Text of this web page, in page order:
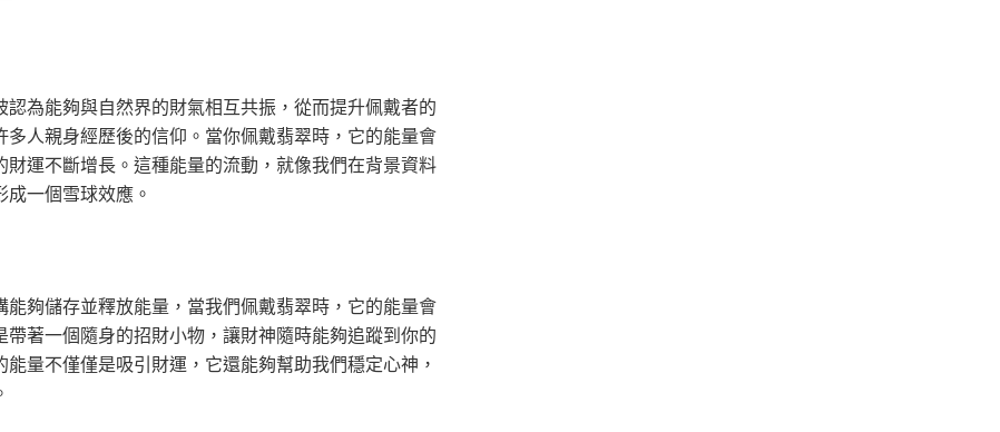
為能夠與自然界的財氣相互共振，從而提升佩戴者的
人親身經歷後的信仰。當你佩戴翡翠時，它的能量會
運不斷增長。這種能量的流動，就像我們在背景資料
一個雪球效應。
夠儲存並釋放能量，當我們佩戴翡翠時，它的能量會
著一個隨身的招財小物，讓財神隨時能夠追蹤到你的
量不僅僅是吸引財運，它還能夠幫助我們穩定心神，